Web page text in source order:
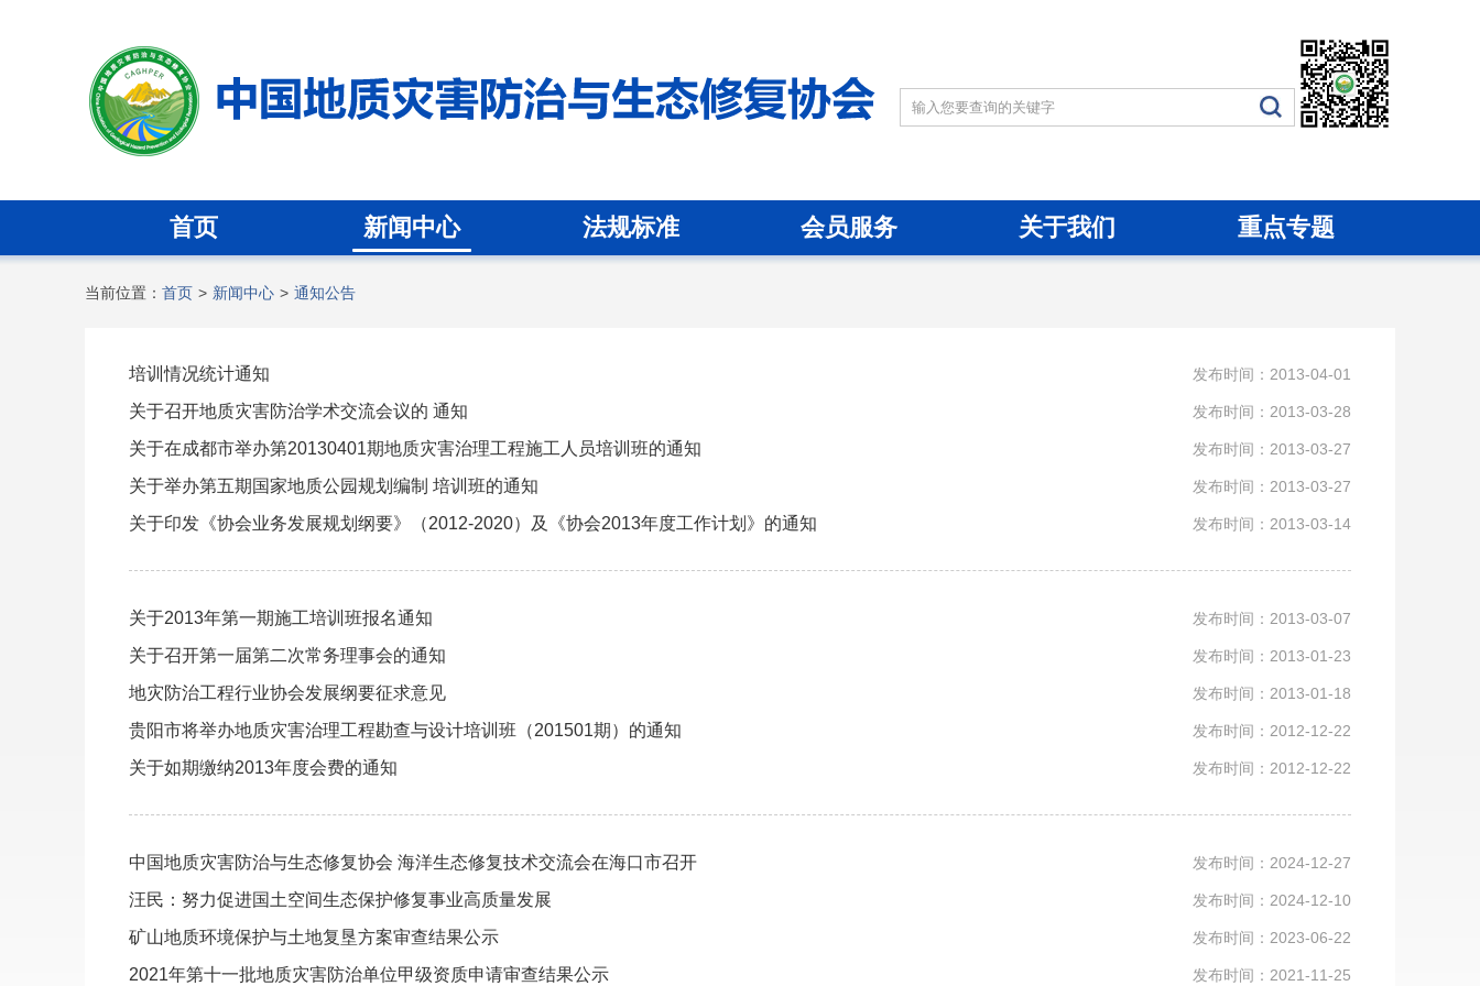
首页 新闻中心 法规标准 会员服务 关于我们 重点专题
当前位置： 首页 > 新闻中心 > 通知公告
培训情况统计通知 发布时间：2013-04-01
关于召开地质灾害防治学术交流会议的 通知 发布时间：2013-03-28
关于在成都市举办第20130401期地质灾害治理工程施工人员培训班的通知 发布时间：2013-03-27
关于举办第五期国家地质公园规划编制 培训班的通知 发布时间：2013-03-27
关于印发《协会业务发展规划纲要》（2012-2020）及《协会2013年度工作计划》的通知 发布时间：2013-03-14
关于2013年第一期施工培训班报名通知 发布时间：2013-03-07
关于召开第一届第二次常务理事会的通知 发布时间：2013-01-23
地灾防治工程行业协会发展纲要征求意见 发布时间：2013-01-18
贵阳市将举办地质灾害治理工程勘查与设计培训班（201501期）的通知 发布时间：2012-12-22
关于如期缴纳2013年度会费的通知 发布时间：2012-12-22
中国地质灾害防治与生态修复协会 海洋生态修复技术交流会在海口市召开 发布时间：2024-12-27
汪民：努力促进国土空间生态保护修复事业高质量发展 发布时间：2024-12-10
矿山地质环境保护与土地复垦方案审查结果公示 发布时间：2023-06-22
2021年第十一批地质灾害防治单位甲级资质申请审查结果公示 发布时间：2021-11-25